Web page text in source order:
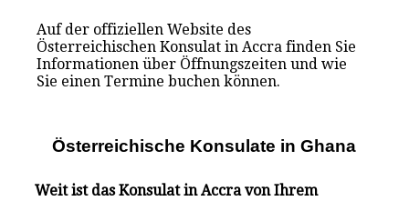
Auf der offiziellen Website des
Österreichischen Konsulat in Accra finden Sie
Informationen über Öffnungszeiten und wie
Sie einen Termine buchen können.
Österreichische Konsulate in Ghana
Weit ist das Konsulat in Accra von Ihrem